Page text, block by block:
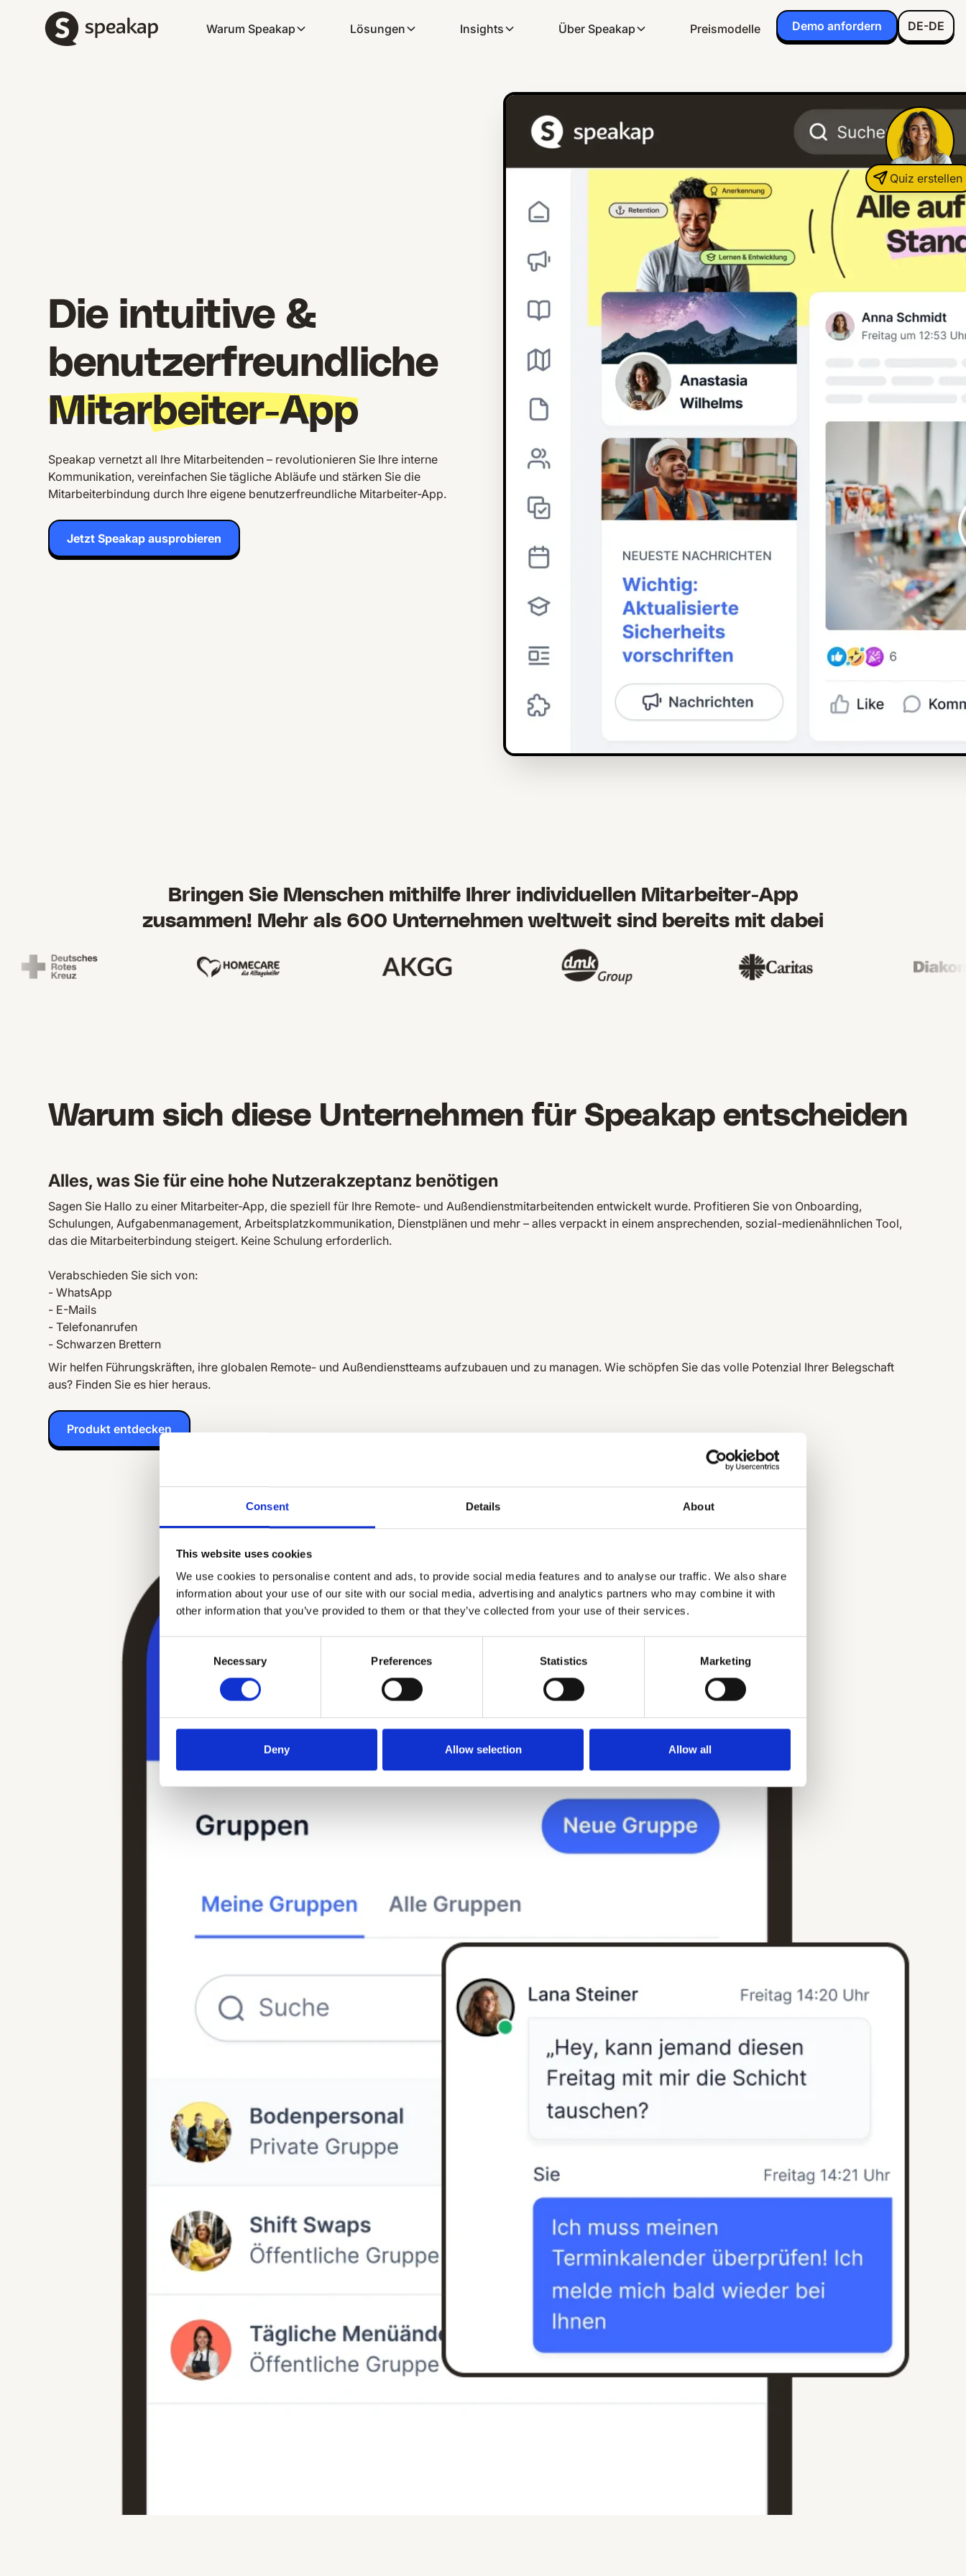
Consent Details About
This website uses cookies
We use cookies to personalise content and ads, to provide social media features and to analyse our traffic. We also share
information about your use of our site with our social media, advertising and analytics partners who may combine it with
other information that you’ve provided to them or that they’ve collected from your use of their services.
Necessary Preferences Statistics Marketing
Deny Allow selection Allow all
Warum Speakap Lösungen Insights Über Speakap Preismodelle Demo anfordern DE-DE
Die intuitive &
benutzerfreundliche
Mitarbeiter-App
Speakap vernetzt all Ihre Mitarbeitenden – revolutionieren Sie Ihre interne
Kommunikation, vereinfachen Sie tägliche Abläufe und stärken Sie die
Mitarbeiterbindung durch Ihre eigene benutzerfreundliche Mitarbeiter-App.
Jetzt Speakap ausprobieren
Quiz erstellen
Bringen Sie Menschen mithilfe Ihrer individuellen Mitarbeiter-App
zusammen! Mehr als 600 Unternehmen weltweit sind bereits mit dabei
Warum sich diese Unternehmen für Speakap entscheiden
Alles, was Sie für eine hohe Nutzerakzeptanz benötigen
Sagen Sie Hallo zu einer Mitarbeiter-App, die speziell für Ihre Remote- und Außendienstmitarbeitenden entwickelt wurde. Profitieren Sie von Onboarding,
Schulungen, Aufgabenmanagement, Arbeitsplatzkommunikation, Dienstplänen und mehr – alles verpackt in einem ansprechenden, sozial-medienähnlichen Tool,
das die Mitarbeiterbindung steigert. Keine Schulung erforderlich.
Verabschieden Sie sich von:
- WhatsApp
- E-Mails
- Telefonanrufen
- Schwarzen Brettern
Wir helfen Führungskräften, ihre globalen Remote- und Außendienstteams aufzubauen und zu managen. Wie schöpfen Sie das volle Potenzial Ihrer Belegschaft
aus? Finden Sie es hier heraus.
Produkt entdecken